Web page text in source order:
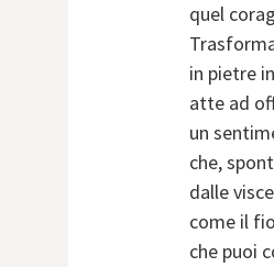
quel
in pietre
atte ad
un
che,
dalle
come il
che puoi